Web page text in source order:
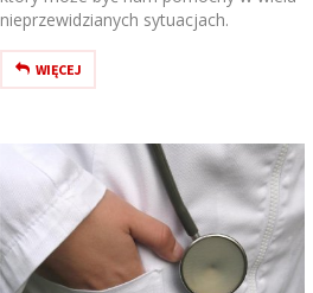
nieprzewidzianych sytuacjach.
WIĘCEJ